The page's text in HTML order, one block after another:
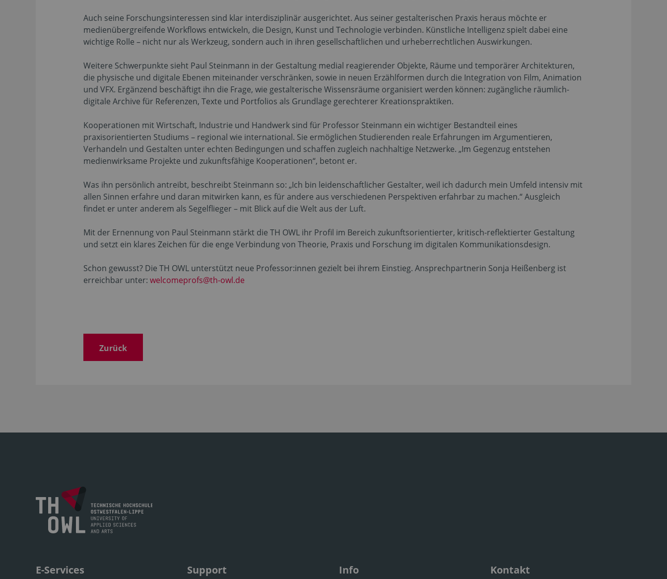
Auch seine Forschungsinteressen sind klar interdisziplinär ausgerichtet. Aus seiner gestalterischen Praxis heraus möchte er
medienübergreifende Workflows entwickeln, die Design, Kunst und Technologie verbinden. Künstliche Intelligenz spielt dabei eine
wichtige Rolle – nicht nur als Werkzeug, sondern auch in ihren gesellschaftlichen und urheberrechtlichen Auswirkungen.
Weitere Schwerpunkte sieht Paul Steinmann in der Gestaltung medial reagierender Objekte, Räume und temporärer Architekturen,
die physische und digitale Ebenen miteinander verschränken, sowie in neuen Erzählformen durch die Integration von Film, Animation
und VFX. Ergänzend beschäftigt ihn die Frage, wie gestalterische Wissensräume organisiert werden können: zugängliche räumlich-
digitale Archive für Referenzen, Texte und Portfolios als Grundlage gerechterer Kreationspraktiken.
Kooperationen mit Wirtschaft, Industrie und Handwerk sind für Professor Steinmann ein wichtiger Bestandteil eines
praxisorientierten Studiums – regional wie international. Sie ermöglichen Studierenden reale Erfahrungen im Argumentieren,
Verhandeln und Gestalten unter echten Bedingungen und schaffen zugleich nachhaltige Netzwerke. „Im Gegenzug entstehen
medienwirksame Projekte und zukunftsfähige Kooperationen“, betont er.
Was ihn persönlich antreibt, beschreibt Steinmann so: „Ich bin leidenschaftlicher Gestalter, weil ich dadurch mein Umfeld intensiv mit
allen Sinnen erfahre und daran mitwirken kann, es für andere aus verschiedenen Perspektiven erfahrbar zu machen.“ Ausgleich
findet er unter anderem als Segelflieger – mit Blick auf die Welt aus der Luft.
Mit der Ernennung von Paul Steinmann stärkt die TH OWL ihr Profil im Bereich zukunftsorientierter, kritisch-reflektierter Gestaltung
und setzt ein klares Zeichen für die enge Verbindung von Theorie, Praxis und Forschung im digitalen Kommunikationsdesign.
Schon gewusst? Die TH OWL unterstützt neue Professor:innen gezielt bei ihrem Einstieg. Ansprechpartnerin Sonja Heißenberg ist
erreichbar unter: welcomeprofs@th-owl.de
Zurück
E-Services Support Info Kontakt